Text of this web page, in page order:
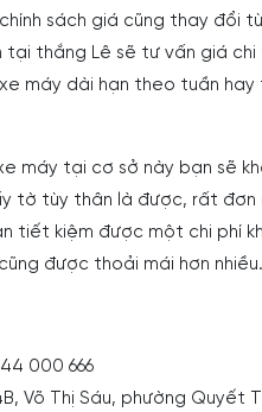
sách giá cũng thay đổi
tại thắng Lê sẽ tư vấn giá
máy dài hạn theo tuần
máy tại cơ sở này bạn sẽ
tờ tùy thân là được, rất đơn
tiết kiệm được một chi phí
được thoải mái hơn nhiều.
000 666
Võ Thị Sáu, phường Quyết